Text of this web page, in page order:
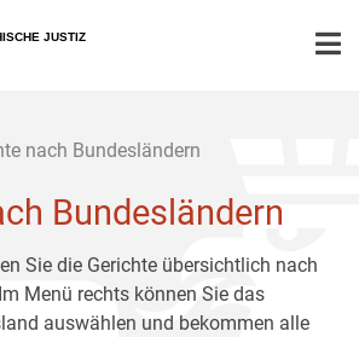
JUSTIZ
nach Bundesländern
Bundesländern
Sie die Gerichte übersichtlich nach
Menü rechts können Sie das
auswählen und bekommen alle